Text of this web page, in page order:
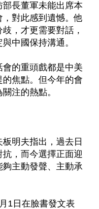
長董軍未能出席本
對此感到遺憾。他
，才更需要對話，
中國保持溝通。
的重頭戲都是中美
焦點。但今年的會
注的熱點。
明夫指出，過去日
，而今選擇正面迎
主動發聲、主動承
1日在臉書發文表